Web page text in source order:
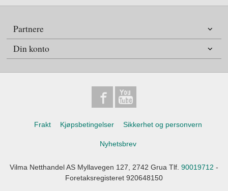
Partnere
Din konto
Frakt Kjøpsbetingelser Sikkerhet og personvern
Nyhetsbrev
Vilma Netthandel AS Myllavegen 127, 2742 Grua Tlf. 90019712 -
Foretaksregisteret 920648150